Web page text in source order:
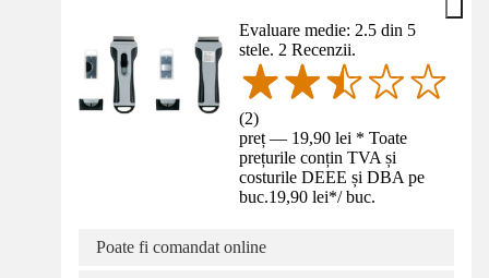
Evaluare medie: 2.5 din 5
stele. 2 Recenzii.
(2)
preț — 19,90 lei * Toate
prețurile conțin TVA și
costurile DEEE și DBA pe
buc.19,90 lei*/ buc.
Poate fi comandat online